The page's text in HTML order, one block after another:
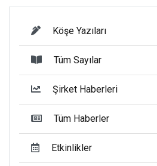
Köşe Yazıları
Tüm Sayılar
Şirket Haberleri
Tüm Haberler
Etkinlikler